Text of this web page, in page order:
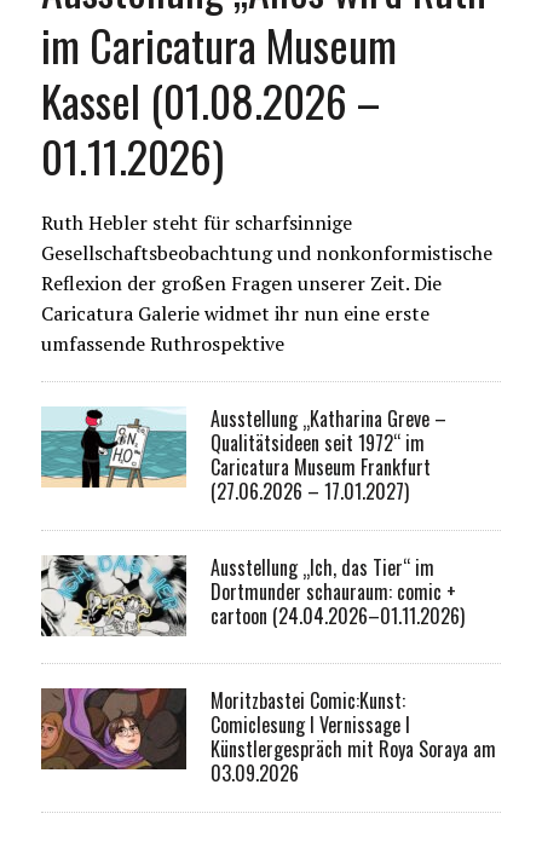
im Caricatura Museum
Kassel (01.08.2026 –
01.11.2026)
Ruth Hebler steht für scharfsinnige
Gesellschaftsbeobachtung und nonkonformistische
Reflexion der großen Fragen unserer Zeit. Die
Caricatura Galerie widmet ihr nun eine erste
umfassende Ruthrospektive
Ausstellung „Katharina Greve –
Qualitätsideen seit 1972“ im
Caricatura Museum Frankfurt
(27.06.2026 – 17.01.2027)
Ausstellung „Ich, das Tier“ im
Dortmunder schauraum: comic +
cartoon (24.04.2026–01.11.2026)
Moritzbastei Comic:Kunst:
Comiclesung I Vernissage I
Künstlergespräch mit Roya Soraya am
03.09.2026